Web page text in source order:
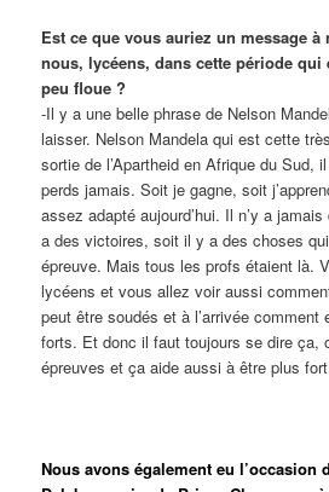
Est ce que vous auriez un message à
nous, lycéens, dans cette période
peu floue ?
-Il y a une belle phrase de Nelson
laisser. Nelson Mandela qui est cette
sortie de l’Apartheid en Afrique du Sud,
perds jamais. Soit je gagne, soit
assez adapté aujourd’hui. Il n’y a
a des victoires, soit il y a des choses
épreuve. Mais tous les profs étaient là.
lycéens et vous allez voir aussi
peut être soudés et à l’arrivée comment
forts. Et donc il faut toujours se dire ça,
épreuves et ça aide aussi à être plus
Nous avons également eu l’occasion